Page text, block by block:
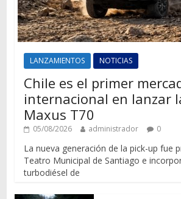
LANZAMIENTOS NOTICIAS
Chile es el primer
internacional en lanzar
Maxus T70
05/08/2026 administrador 0
La nueva generación de la pick-up fue
Teatro Municipal de Santiago e
turbodiésel de